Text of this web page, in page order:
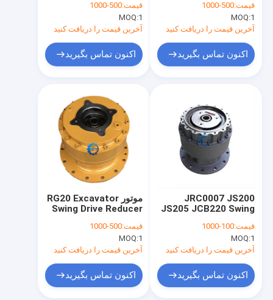
دنده ای سوئیچ
سومیتومو
قیمت:500-1000
MOQ:1
آخرین قیمت را دریافت کنید
اکنون تماس بگیرید
VOE14541069
قیمت:500-1000
MOQ:1
آخرین قیمت را دریافت کنید
اکنون تماس بگیرید
موتور RG20 Excavator
Swing Drive Reducer
60042755 Sy365
Sy365pro Sy365H
Sy305
قیمت:500-1000
MOQ:1
آخرین قیمت را دریافت کنید
اکنون تماس بگیرید
JRC0007 JS200
JS205 JCB220 Swing
Reducer برای حفاری
قیمت:100-1000
MOQ:1
آخرین قیمت را دریافت کنید
اکنون تماس بگیرید